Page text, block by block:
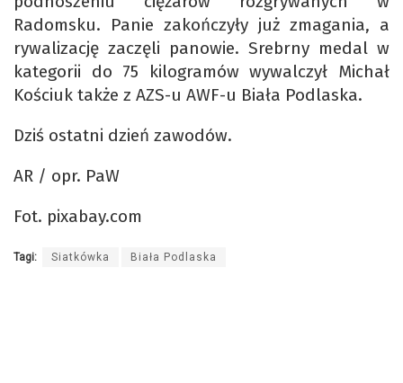
Radomsku. Panie zakończyły już zmagania, a
rywalizację zaczęli panowie. Srebrny medal w
kategorii do 75 kilogramów wywalczył Michał
Kościuk także z AZS-u AWF-u Biała Podlaska.
Dziś ostatni dzień zawodów.
AR / opr. PaW
Fot. pixabay.com
Tagi: Siatkówka Biała Podlaska